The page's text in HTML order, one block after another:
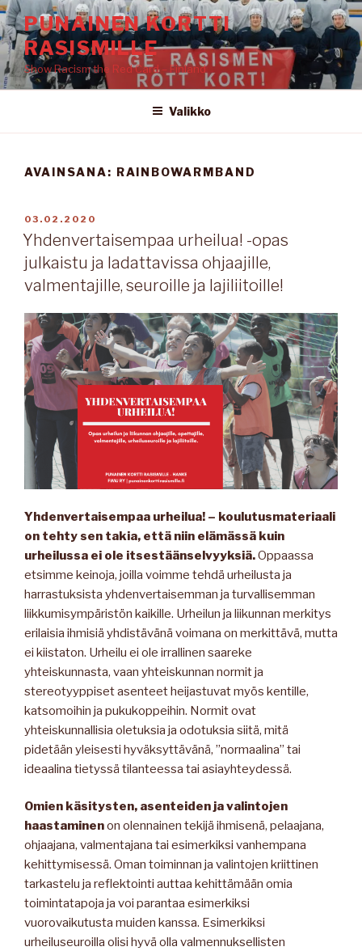
Siirry
sisältöönPUNAINEN KORTTI
RASISMILLE
Show Racism the Red Card – Finland
Valikko
AVAINSANA: RAINBOWARMBAND
JULKAISTU
03.02.2020
Yhdenvertaisempaa urheilua! -opas
julkaistu ja ladattavissa ohjaajille,
valmentajille, seuroille ja lajiliitoille!
Yhdenvertaisempaa urheilua! – koulutusmateriaali
on tehty sen takia, että niin elämässä kuin
urheilussa ei ole itsestäänselvyyksiä.Oppaassa
etsimme keinoja, joilla voimme tehdä urheilusta ja
harrastuksista yhdenvertaisemman ja turvallisemman
liikkumisympäristön kaikille. Urheilun ja liikunnan merkitys
erilaisia ihmisiä yhdistävänä voimana on merkittävä, mutta
ei kiistaton. Urheilu ei ole irrallinen saareke
yhteiskunnasta, vaan yhteiskunnan normit ja
stereotyyppiset asenteet heijastuvat myös kentille,
katsomoihin ja pukukoppeihin. Normit ovat
yhteiskunnallisia oletuksia ja odotuksia siitä, mitä
pidetään yleisesti hyväksyttävänä, ”normaalina” tai
ideaalina tietyssä tilanteessa tai asiayhteydessä.
Omien käsitysten, asenteiden ja valintojen
haastaminenon olennainen tekijä ihmisenä, pelaajana,
ohjaajana, valmentajana tai esimerkiksi vanhempana
kehittymisessä. Oman toiminnan ja valintojen kriittinen
tarkastelu ja reflektointi auttaa kehittämään omia
toimintatapoja ja voi parantaa esimerkiksi
vuorovaikutusta muiden kanssa. Esimerkiksi
urheiluseuroilla olisi hyvä olla valmennuksellisten